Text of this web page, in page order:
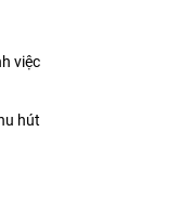
việc
hút